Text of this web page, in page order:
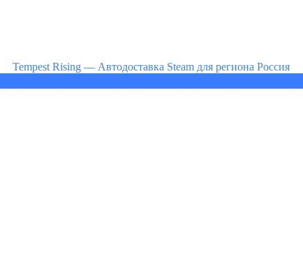
Tempest Rising — Автодоставка Steam для региона Россия